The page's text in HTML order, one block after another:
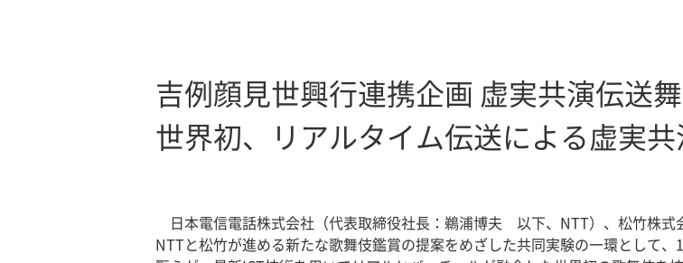
吉例顔見世興行連携企画 虚実共演伝送
世界初、リアルタイム伝送による虚実
日本電信電話株式会社（代表取締役社長：鵜浦博夫 以下、NTT）、松竹株
NTTと松竹が進める新たな歌舞伎鑑賞の提案をめざした共同実験の一環として